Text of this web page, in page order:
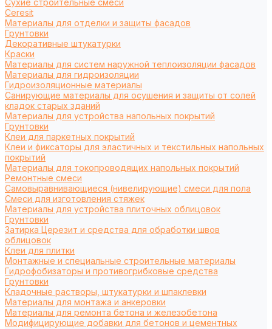
Сухие строительные смеси
Ceresit
Материалы для отделки и защиты фасадов
Грунтовки
Декоративные штукатурки
Краски
Материалы для систем наружной теплоизоляции фасадов
Материалы для гидроизоляции
Гидроизоляционные материалы
Санирующие материалы для осушения и защиты от солей
кладок старых зданий
Материалы для устройства напольных покрытий
Грунтовки
Клеи для паркетных покрытий
Клеи и фиксаторы для эластичных и текстильных напольных
покрытий
Материалы для токопроводящих напольных покрытий
Ремонтные смеси
Самовыравнивающиеся (нивелирующие) смеси для пола
Смеси для изготовления стяжек
Материалы для устройства плиточных облицовок
Грунтовки
Затирка Церезит и средства для обработки швов
облицовок
Клеи для плитки
Монтажные и специальные строительные материалы
Гидрофобизаторы и противогрибковые средства
Грунтовки
Кладочные растворы, штукатурки и шпаклевки
Материалы для монтажа и анкеровки
Материалы для ремонта бетона и железобетона
Модифицирующие добавки для бетонов и цементных